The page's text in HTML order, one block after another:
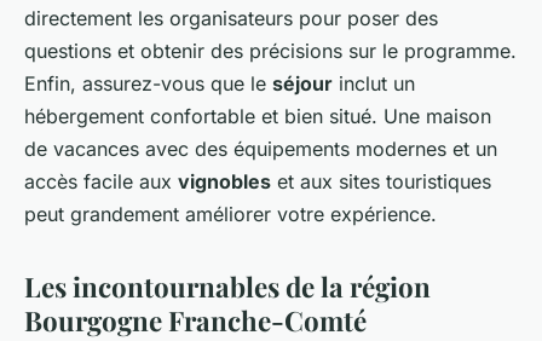
directement les organisateurs pour poser des
questions et obtenir des précisions sur le programme.
Enfin, assurez-vous que le séjour inclut un
hébergement confortable et bien situé. Une maison
de vacances avec des équipements modernes et un
accès facile aux vignobles et aux sites touristiques
peut grandement améliorer votre expérience.
Les incontournables de la région
Bourgogne Franche-Comté